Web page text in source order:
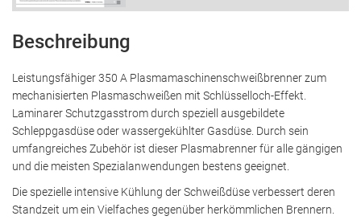
Beschreibung
Leistungsfähiger 350 A Plasmamaschinenschweißbrenner zum
mechanisierten Plasmaschweißen mit Schlüsselloch-Effekt.
Laminarer Schutzgasstrom durch speziell ausgebildete
Schleppgasdüse oder wassergekühlter Gasdüse. Durch sein
umfangreiches Zubehör ist dieser Plasmabrenner für alle gängigen
und die meisten Spezialanwendungen bestens geeignet.
Die spezielle intensive Kühlung der Schweißdüse verbessert deren
Standzeit um ein Vielfaches gegenüber herkömmlichen Brennern.
EXTERNE DIENSTE
Inhalte von externen Plattformen werden standardmäßig
blockiert. Wenn Cookies von externen Medien
akzeptiert werden, bedarf der Zugriff auf diese Inhalte
keiner manuellen Zustimmung mehr.
YouTube